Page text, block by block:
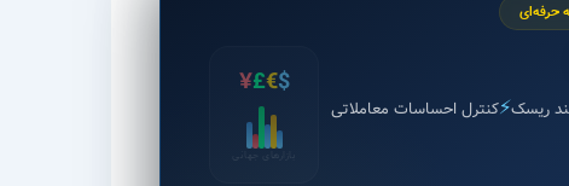
حرفه‌ای
ریسک⚡کنترل احساسات معاملاتی
$
€
£
¥
بازارهای جهانی